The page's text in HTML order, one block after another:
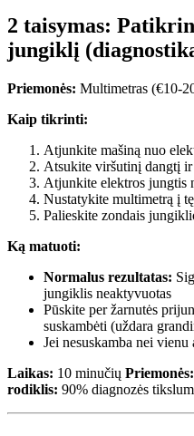
2 taisymas:
jungiklį
Priemonės: Multimetras (€10-
Kaip tikrinti:
Atjunkite mašiną nuo
Atsukite viršutinį dangtį
Atjunkite elektros jungtis
Nustatykite multimetrą į
Palieskite zondais
Ką matuoti:
Normalus rezultatas:
jungiklis neaktyvuotas
Pūskite per žarnutės
suskambėti (uždara
Jei nesuskamba nei
Laikas: 10 minučių Priemonės:
rodiklis: 90% diagnozės